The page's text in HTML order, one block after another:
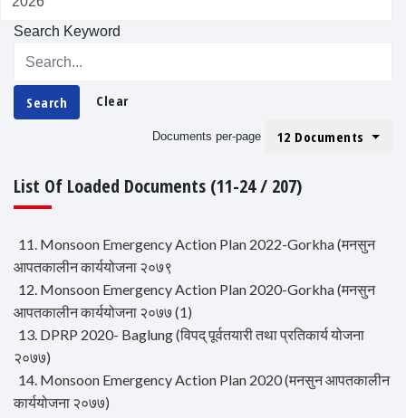
Search Keyword
Search Clear
Documents per-page 12 Documents
List Of Loaded Documents (11-24 / 207)
11. Monsoon Emergency Action Plan 2022-Gorkha (मनसुन
आपतकालीन कार्ययोजना २०७९
12. Monsoon Emergency Action Plan 2020-Gorkha (मनसुन
आपतकालीन कार्ययोजना २०७७ (1)
13. DPRP 2020- Baglung (विपद् पूर्वतयारी तथा प्रतिकार्य योजना
२०७७)
14. Monsoon Emergency Action Plan 2020 (मनसुन आपतकालीन
कार्ययोजना २०७७)